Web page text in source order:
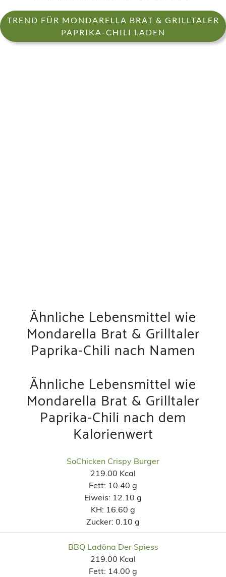
TREND FÜR MONDARELLA BRAT & GRILLTALER
PAPRIKA-CHILI LADEN
Ähnliche Lebensmittel wie
Mondarella Brat & Grilltaler
Paprika-Chili nach Namen
Ähnliche Lebensmittel wie
Mondarella Brat & Grilltaler
Paprika-Chili nach dem
Kalorienwert
SoChicken Crispy Burger
219.00 Kcal
Fett: 10.40 g
Eiweis: 12.10 g
KH: 16.60 g
Zucker: 0.10 g
BBQ Ladöna Der Spiess
219.00 Kcal
Fett: 14.00 g